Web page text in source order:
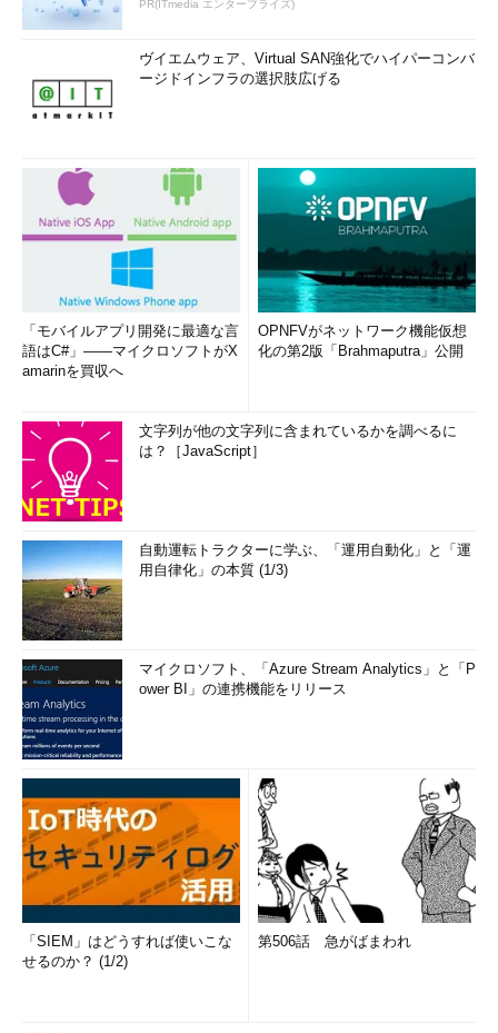
PR(ITmedia エンタープライズ)
ヴイエムウェア、Virtual SAN強化でハイパーコンバ
ージドインフラの選択肢広げる
「モバイルアプリ開発に最適な言
語はC#」――マイクロソフトがX
amarinを買収へ
OPNFVがネットワーク機能仮想
化の第2版「Brahmaputra」公開
文字列が他の文字列に含まれているかを調べるに
は？［JavaScript］
自動運転トラクターに学ぶ、「運用自動化」と「運
用自律化」の本質 (1/3)
マイクロソフト、「Azure Stream Analytics」と「P
ower BI」の連携機能をリリース
「SIEM」はどうすれば使いこな
せるのか？ (1/2)
第506話 急がばまわれ